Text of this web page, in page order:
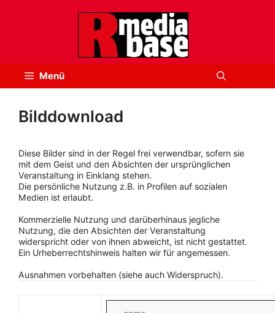
Menü
Bilddownload
Diese Bilder sind in der Regel frei verwendbar, sofern sie
mit dem Geist und den Absichten der ursprünglichen
Veranstaltung in Einklang stehen.
Die persönliche Nutzung z.B. in Profilen auf sozialen
Medien ist erlaubt.
Kommerzielle Nutzung und darüberhinaus jegliche
Nutzung, die den Absichten der Veranstaltung
widerspricht oder von ihnen abweicht, ist nicht gestattet.
Ein Urheberrechtshinweis halten wir für angemessen.
Ausnahmen vorbehalten (siehe auch Widerspruch).